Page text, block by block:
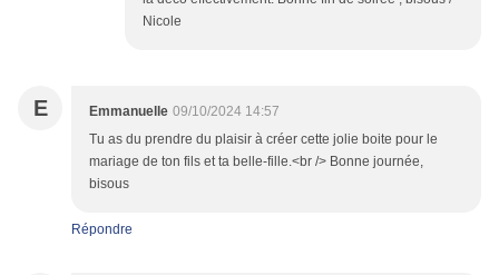
Nicole
E Emmanuelle 09/10/2024 14:57
Tu as du prendre du plaisir à créer cette jolie boite pour le
mariage de ton fils et ta belle-fille.<br /> Bonne journée,
bisous
Répondre